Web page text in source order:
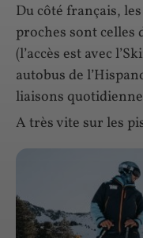
Du côté français,
proches sont celles
(l’accès est avec
autobus de
liaisons
A très vite sur les